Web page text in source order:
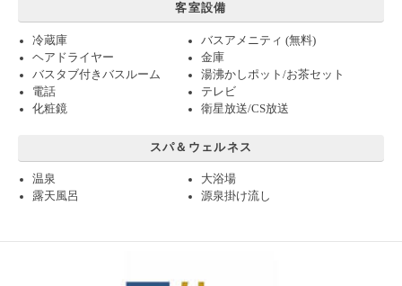
客室設備
冷蔵庫
バスアメニティ (無料)
ヘアドライヤー
金庫
バスタブ付きバスルーム
湯沸かしポット/お茶セット
電話
テレビ
化粧鏡
衛星放送/CS放送
スパ＆ウェルネス
温泉
大浴場
露天風呂
源泉掛け流し